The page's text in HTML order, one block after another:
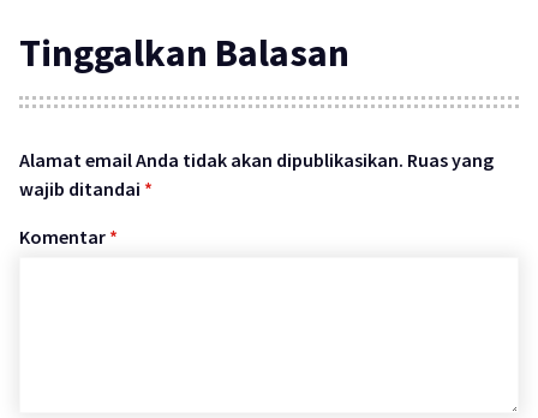
Tinggalkan Balasan
Alamat email Anda tidak akan dipublikasikan. Ruas yang
wajib ditandai *
Komentar *